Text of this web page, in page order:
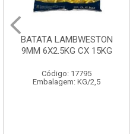
BATATA LAMBWESTON
9MM 6X2.5KG CX 15KG
Código: 17795
Embalagem: KG/2,5